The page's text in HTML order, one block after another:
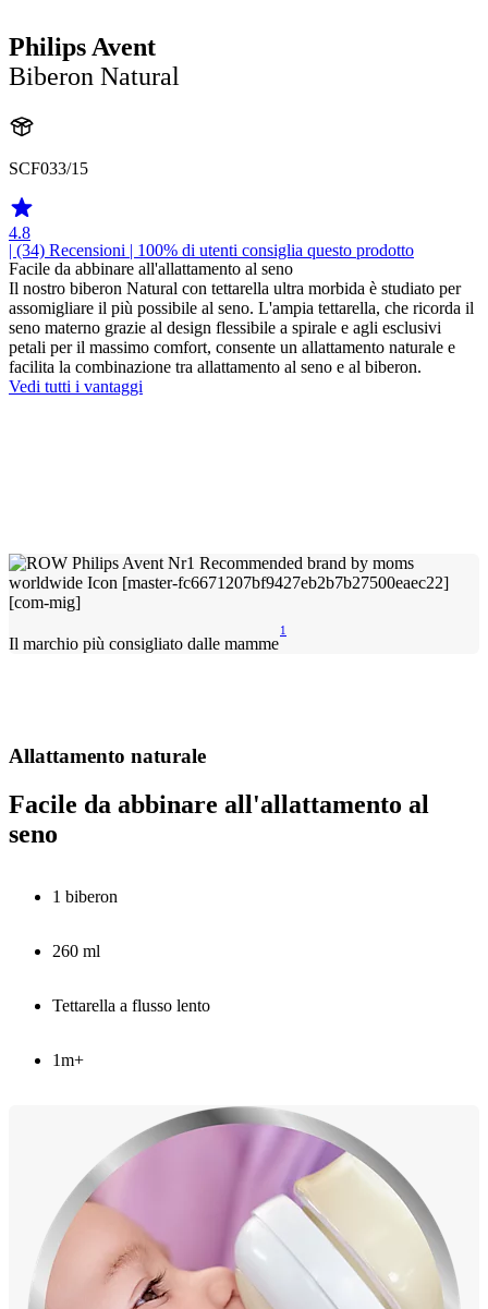
Philips Avent
Biberon Natural
SCF033/15
4.8
| (34) Recensioni | 100% di utenti consiglia questo prodotto
Facile da abbinare all'allattamento al seno
Il nostro biberon Natural con tettarella ultra morbida è studiato per
assomigliare il più possibile al seno. L'ampia tettarella, che ricorda il
seno materno grazie al design flessibile a spirale e agli esclusivi
petali per il massimo comfort, consente un allattamento naturale e
facilita la combinazione tra allattamento al seno e al biberon.
Vedi tutti i vantaggi
Il marchio più consigliato dalle mamme
1
Allattamento naturale
Facile da abbinare all'allattamento al
seno
1 biberon
260 ml
Tettarella a flusso lento
1m+